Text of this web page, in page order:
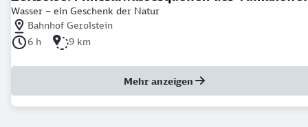
Wasser – ein Geschenk der Natur
Nächstgelegener Bahnhof: Bahnhof Gerolstein
Bahnhof Gerolstein
Dauer der Tour: 6 Stunden
6 h Länge der Tour: 9 Kilometer
9 km
Mehr anzeigen